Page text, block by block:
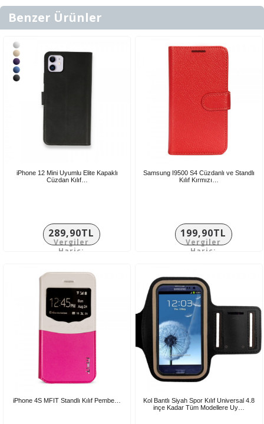
Benzer Ürünler
iPhone 12 Mini Uyumlu Elite Kapaklı
Cüzdan Kılıf…
289,90TL
Vergiler
Hariç:
Samsung I9500 S4 Cüzdanlı ve Standlı
Kılıf Kırmızı…
199,90TL
Vergiler
Hariç:
iPhone 4S MFIT Standlı Kılıf Pembe…
Kol Bantlı Siyah Spor Kılıf Universal 4.8
inçe Kadar Tüm Modellere Uy…